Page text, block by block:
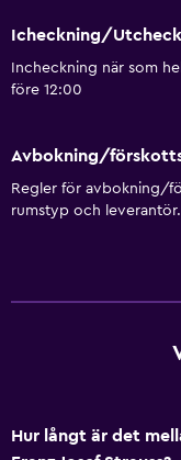
Icheckning/
Incheckning när som
före 12:00
Avbokning/
Regler för avbokning/
rumstyp och leverantör.
Hur långt är det